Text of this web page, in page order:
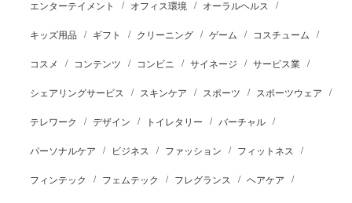
エンターテイメント オフィス環境 オーラルヘルス
キッズ用品 ギフト クリーニング ゲーム コスチューム
コスメ コンテンツ コンビニ サイネージ サービス業
シェアリングサービス スキンケア スポーツ スポーツウェア
テレワーク デザイン トイレタリー バーチャル
パーソナルケア ビジネス ファッション フィットネス
フィンテック フェムテック フレグランス ヘアケア